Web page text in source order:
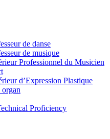
de danse
de musique
Professionnel du Musicien
d’Expression Plastique
Proficiency